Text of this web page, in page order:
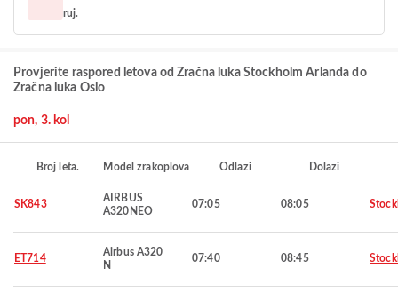
ruj.
Provjerite raspored letova od Zračna luka Stockholm Arlanda do
Zračna luka Oslo
pon, 3. kol
Broj leta. Model zrakoplova Odlazi Dolazi
SK843
AIRBUS
A320NEO
07:05 08:05
ET714
Airbus A320
N
07:40 08:45